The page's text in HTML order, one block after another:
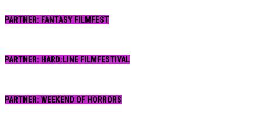
PARTNER: FANTASY FILMFEST
PARTNER: HARD:LINE FILMFESTIVAL
PARTNER: WEEKEND OF HORRORS